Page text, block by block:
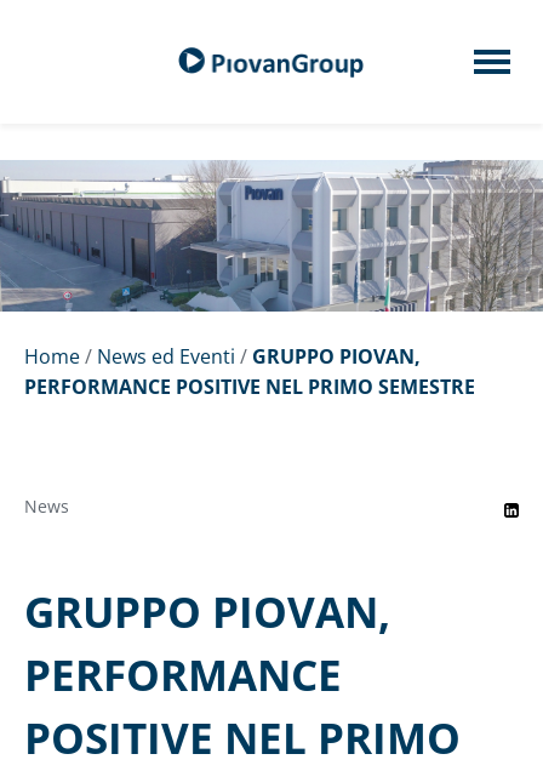
Home/ News ed Eventi / GRUPPO PIOVAN,
PERFORMANCE POSITIVE NEL PRIMO SEMESTRE
News
GRUPPO PIOVAN,
PERFORMANCE
POSITIVE NEL PRIMO